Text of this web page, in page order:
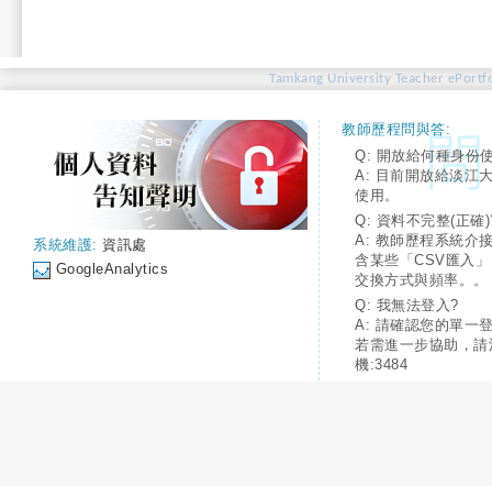
Tamkang University Teacher
系統維護: 資訊處
GoogleAnalytics
教師歷程問與答:
Q: 開放給何種身份
A: 目前開放給淡江
使用。
Q: 資料不完整(正確
A: 教師歷程系統介
含某些「CSV匯入
交換方式與頻率。。
Q: 我無法登入?
A: 請確認您的單一
若需進一步協助，
機:3484